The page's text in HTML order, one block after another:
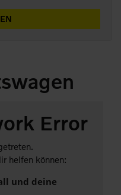
Error
helfen können:
und deine